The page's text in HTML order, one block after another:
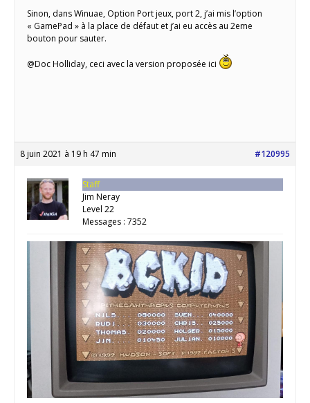
Sinon, dans Winuae, Option Port jeux, port 2, j’ai mis l’option
« GamePad » à la place de défaut et j’ai eu accès au 2eme
bouton pour sauter.
@Doc Holliday, ceci avec la version proposée ici
8 juin 2021 à 19 h 47 min #120995
Staff
Jim Neray
Level 22
Messages : 7352